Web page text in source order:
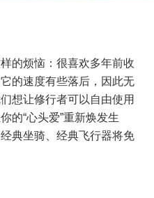
的烦恼：很喜欢多年前收
的速度有些落后，因此无
想让修行者可以自由使用
的“心头爱”重新焕发生
典坐骑、经典飞行器将免